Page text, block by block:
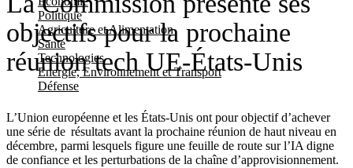
Politique
Agriculture et Alimentation
Santé
Technologies
Energie, Environnement et Transport
Défense
objectifs pour la prochaine
réunion tech UE-États-Unis
L’Union européenne et les États-Unis ont pour objectif d’achever
une série de résultats avant la prochaine réunion de haut niveau en
décembre, parmi lesquels figure une feuille de route sur l’IA digne
de confiance et les perturbations de la chaîne d’approvisionnement.